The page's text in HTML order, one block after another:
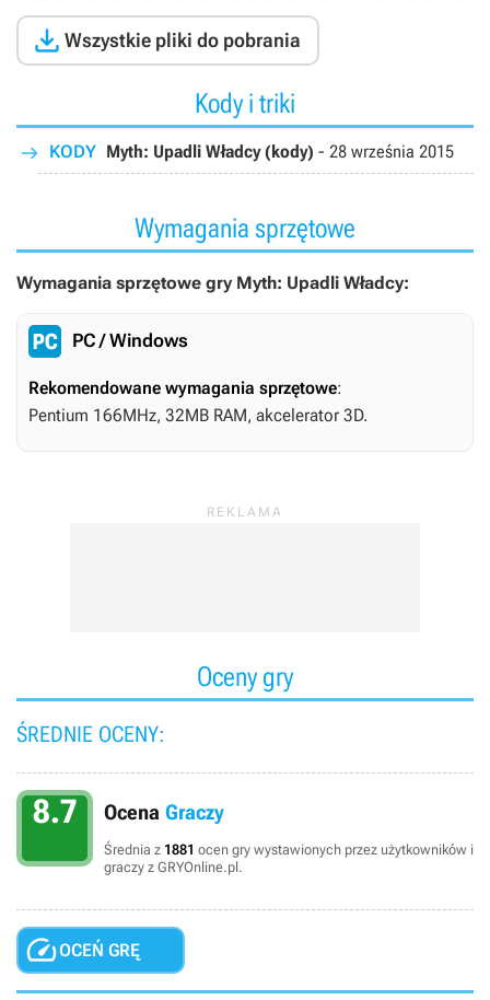
 Wszystkie pliki do pobrania
Kody i triki
KODY Myth: Upadli Władcy (kody) - 28 września 2015
Wymagania sprzętowe
Wymagania sprzętowe gry Myth: Upadli Władcy:
PC / Windows
Rekomendowane wymagania sprzętowe:
Pentium 166MHz, 32MB RAM, akcelerator 3D.
Oceny gry
ŚREDNIE OCENY:
8.7 Ocena Graczy
Średnia z 1881 ocen gry wystawionych przez użytkowników i
graczy z GRYOnline.pl.
OCEŃ GRĘ